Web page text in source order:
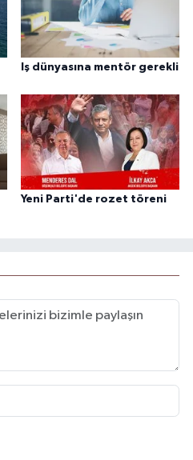
Iş dünyasına mentör gerekli
Yeni Parti'de rozet töreni